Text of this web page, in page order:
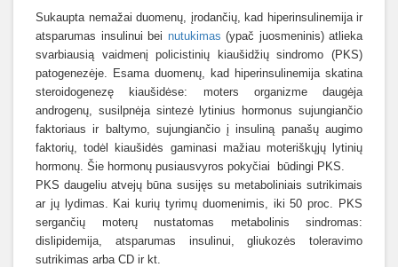
Sukaupta nemažai duomenų, įrodančių, kad hiperinsulinemija ir
atsparumas insulinui bei nutukimas (ypač juosmeninis) atlieka
svarbiausią vaidmenį policistinių kiaušidžių sindromo (PKS)
patogenezėje. Esama duomenų, kad hiperinsulinemija skatina
steroidogenezę kiaušidėse: moters organizme daugėja
androgenų, susilpnėja sintezė lytinius hormonus sujungiančio
faktoriaus ir baltymo, sujungiančio į insuliną panašų augimo
faktorių, todėl kiaušidės gaminasi mažiau moteriškųjų lytinių
hormonų. Šie hormonų pusiausvyros pokyčiai būdingi PKS.
PKS daugeliu atvejų būna susijęs su metaboliniais sutrikimais
ar jų lydimas. Kai kurių tyrimų duomenimis, iki 50 proc. PKS
sergančių moterų nustatomas metabolinis sindromas:
dislipidemija, atsparumas insulinui, gliukozės toleravimo
sutrikimas arba CD ir kt.